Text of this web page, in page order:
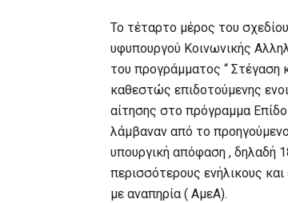
Το τέταρτο μέρος του
υφυπουργού Κοινωνικής
του προγράμματος “ Στέγαση
καθεστώς επιδοτούμενης
αίτησης στο πρόγραμμα
λάμβαναν από το
υπουργική απόφαση , δηλαδή
περισσότερους ενήλικους
με αναπηρία ( ΑμεΑ).